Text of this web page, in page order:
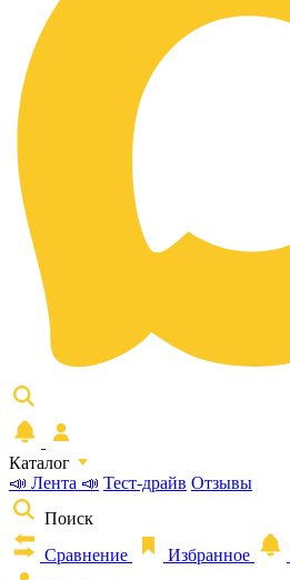
Каталог
📣 Лента 📣 Тест-драйв Отзывы
Поиск
Сравнение
Избранное